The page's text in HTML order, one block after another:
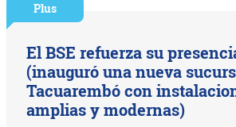
Plus
El BSE refuerza su
(inauguró una nueva
Tacuarembó con
amplias y modernas)